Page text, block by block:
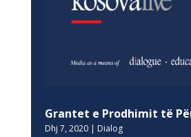
Grantet e Prodhimit të
Dhj 7, 2020| Dialog